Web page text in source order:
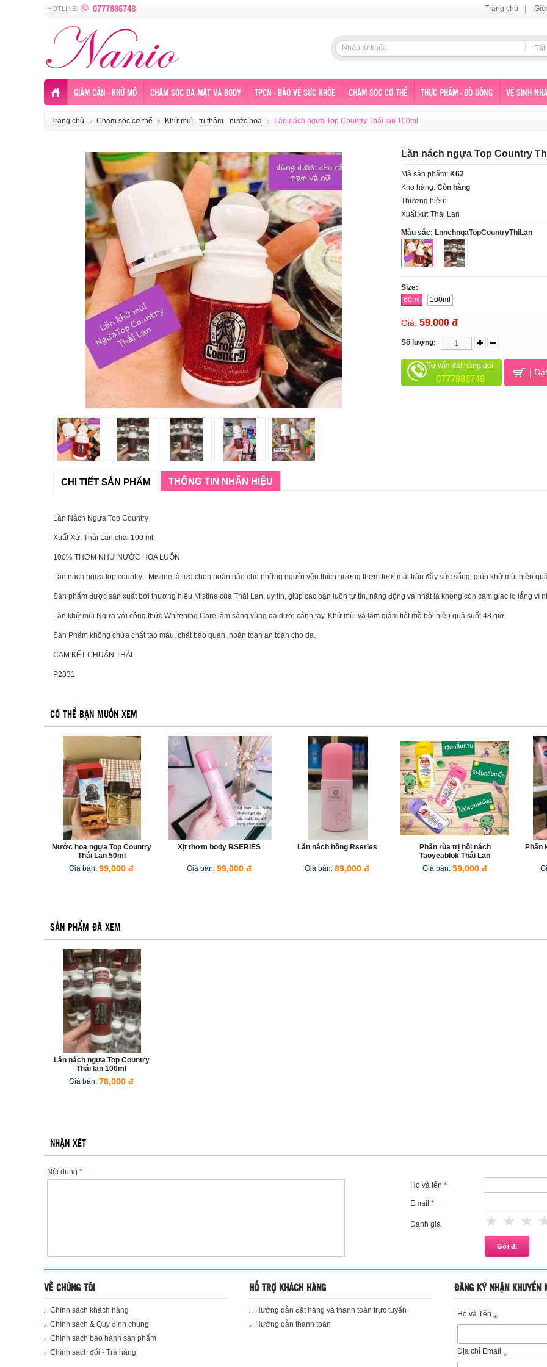
HOTLINE: 0777886748 Trang chủ
Tất
GIẢM CÂN - KHỬ MỠ CHĂM SÓC DA MẶT VÀ BODY TPCN - BẢO VỆ SỨC KHỎE CHĂM SÓC CƠ THỂ THỰC PHẨM - ĐỒ UỐNG VỆ SINH
Trang chủ Chăm sóc cơ thể Khử muì - trị thâm - nước hoa Lăn nách ngựa Top Country Thái lan 100ml
Lăn nách ngựa Top Country
Mã sản phẩm: K62
Kho hàng: Còn hàng
Thương hiệu:
Xuất xứ: Thái Lan
Màu sắc: LnnchngaTopCountryThiLan
Size:
60ml
100ml
Giá: 59.000 đ
Số lượng:
Tư vấn đặt hàng gọi
0777886748
CHI TIẾT SẢN PHẨM THÔNG TIN NHÃN HIỆU
Lăn Nách Ngựa Top Country
Xuất Xứ: Thái Lan chai 100 ml.
100% THƠM NHƯ NƯỚC HOA LUÔN
Lăn nách ngựa top country - Mistine là lựa chọn hoàn hảo cho những người yêu thích hương thơm tươi mát tràn đầy sức sống, giúp khử mùi hiệu
Sản phẩm được sản xuất bởi thương hiệu Mistine của Thái Lan, uy tín, giúp các bạn luôn tự tin, năng động và nhất là không còn cảm giác lo lắng vì
Lăn khử mùi Ngựa với công thức Whitening Care làm sáng vùng da dưới cánh tay. Khử mùi và làm giảm tiết mồ hôi hiệu quả suốt 48 giờ.
Sản Phẩm không chứa chất tạo màu, chất bảo quản, hoàn toàn an toàn cho da.
CAM KẾT CHUẨN THÁI
P2831
CÓ THỂ BẠN MUỐN XEM
1
Nước hoa ngựa Top Country
Thái Lan 50ml
Giá bán: 99,000 đ
Xịt thơm body RSERIES
Giá bán: 99,000 đ
Lăn nách hồng Rseries
Giá bán: 89,000 đ
Phấn rùa trị hôi nách
Taoyeablok Thái Lan
Giá bán: 59,000 đ
Phấn
SẢN PHẨM ĐÃ XEM
Lăn nách ngựa Top Country
Thái lan 100ml
Giá bán: 78,000 đ
NHẬN XÉT
Nội dung *
Họ và tên *
Email *
Đánh giá 2
1 star
VỀ CHÚNG TÔI
Chính sách khách hàng
Chính sách & Quy định chung
Chính sách bảo hành sản phẩm
Chính sách đổi - Trả hàng
HỖ TRỢ KHÁCH HÀNG
Hướng dẫn đặt hàng và thanh toán trực tuyến
Hướng dẫn thanh toán
ĐĂNG KÝ NHẬN KHUYẾN
Họ và Tên*
Địa chỉ Email*